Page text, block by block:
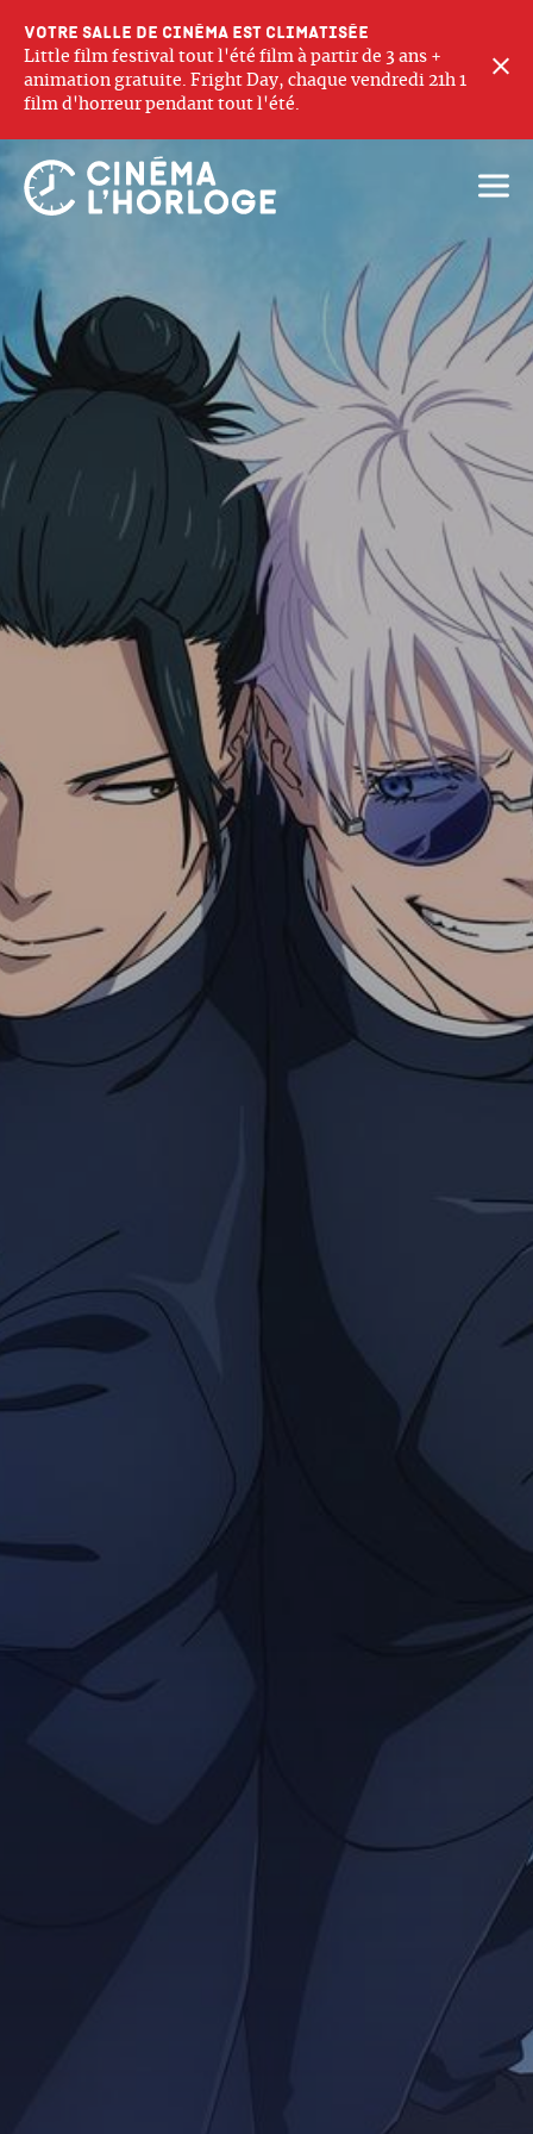
Votre salle de cinéma est climatisée
Little film festival tout l'été film à partir de 3 ans +
animation gratuite. Fright Day, chaque vendredi 21h 1
film d'horreur pendant tout l'été.